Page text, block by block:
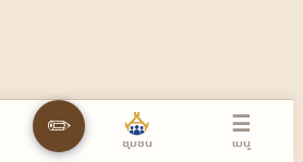
✏️ ชุมชน
☰
เมนู